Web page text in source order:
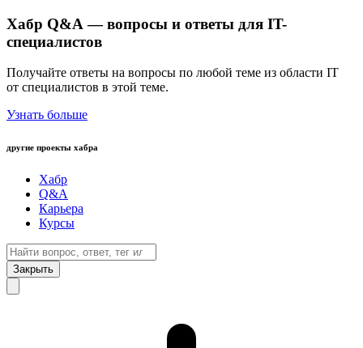
Хабр Q&A — вопросы и ответы для IT-
специалистов
Получайте ответы на вопросы по любой теме из области IT
от специалистов в этой теме.
Узнать больше
другие проекты хабра
Хабр
Q&A
Карьера
Курсы
Закрыть